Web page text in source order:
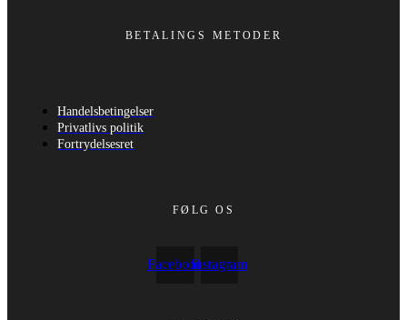
BETALINGS METODER
Handelsbetingelser
Privatlivs politik
Fortrydelsesret
FØLG OS
FacebookInstagram